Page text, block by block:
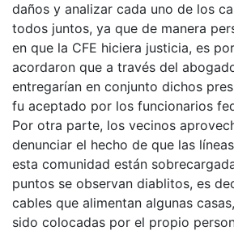
daños y analizar cada uno de los
todos juntos, ya que de manera
en que la CFE hiciera justicia, es
acordaron que a través del
entregarían en conjunto dichos
fu aceptado por los funcionarios
Por otra parte, los vecinos
denunciar el hecho de que las
esta comunidad están
puntos se observan diablitos, es
cables que alimentan algunas
sido colocadas por el propio